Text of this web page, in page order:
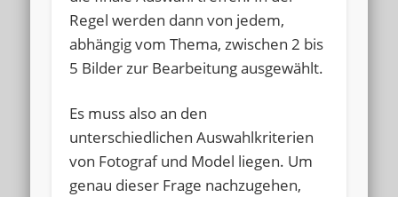
Regel werden dann von jedem,
abhängig vom Thema, zwischen 2 bis
5 Bilder zur Bearbeitung ausgewählt.
Es muss also an den
unterschiedlichen Auswahlkriterien
von Fotograf und Model liegen. Um
genau dieser Frage nachzugehen,